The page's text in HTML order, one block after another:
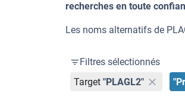
recherches en toute
Les noms alternatifs de
Filtres sélectionnés
Target "PLAGL2"